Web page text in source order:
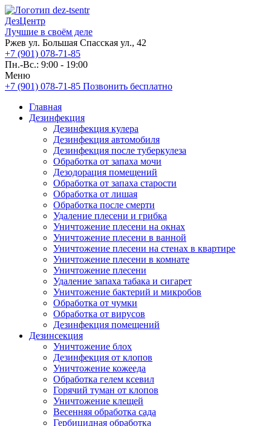
ДезЦентр
Лучшие в своём деле
Ржев ул. Большая Спасская ул., 42
+7 (901) 078-71-85
Пн.-Вс.: 9:00 - 19:00
Меню
+7 (901) 078-71-85 Позвонить бесплатно
Главная
Дезинфекция
Дезинфекция кулера
Дезинфекция автомобиля
Дезинфекция после туберкулеза
Обработка от запаха мочи
Дезодорация помещений
Обработка от запаха старости
Обработка от лишая
Обработка после смерти
Удаление плесени и грибка
Уничтожение плесени на окнах
Уничтожение плесени в ванной
Уничтожение плесени на стенах в квартире
Уничтожение плесени в комнате
Уничтожение плесени
Удаление запаха табака и сигарет
Уничтожение бактерий и микробов
Обработка от чумки
Обработка от вирусов
Дезинфекция помещений
Дезинсекция
Уничтожение блох
Дезинфекция от клопов
Уничтожение кожееда
Обработка гелем ксевил
Горячий туман от клопов
Уничтожение клещей
Весенняя обработка сада
Гербицидная обработка